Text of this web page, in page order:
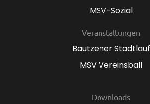
MSV-Sozial
Veranstaltungen
Bautzener Stadtlauf
MSV Vereinsball
Downloads